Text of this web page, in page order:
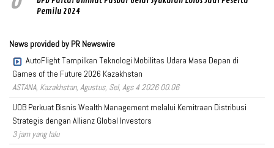
Pemilu 2024
News provided by PR Newswire
AutoFlight Tampilkan Teknologi Mobilitas Udara Masa Depan di
Games of the Future 2026 Kazakhstan
ASTANA, Kazakhstan, Agustus, Sel, Ags 4 2026 00.06
UOB Perkuat Bisnis Wealth Management melalui Kemitraan Distribusi
Strategis dengan Allianz Global Investors
3 jam yang lalu